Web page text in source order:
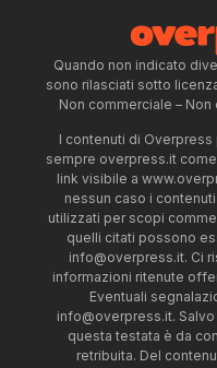
Quando non indicato
sono rilasciati sotto
Non commerciale –
I contenuti di
sempre overpress.it
link visibile a
nessun caso i
utilizzati per scopi
quelli citati possono
info@overpress.it. Ci
informazioni ritenute
Eventuali
info@overpress.it.
questa testata è da
retribuita. Del